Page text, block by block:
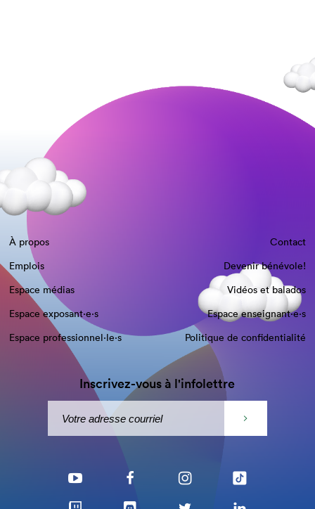
À propos
Contact
Emplois
Devenir bénévole!
Espace médias
Vidéos et balados
Espace exposant·e⋅s
Espace enseignant·e⋅s
Espace professionnel·le⋅s
Politique de confidentialité
Inscrivez-vous à l'infolettre